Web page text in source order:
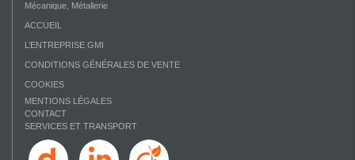
Mécanique, Métallerie
ACCUEIL
L’ENTREPRISE GMI
CONDITIONS GÉNÉRALES DE VENTE
COOKIES
MENTIONS LÉGALES
CONTACT
SERVICES ET TRANSPORT